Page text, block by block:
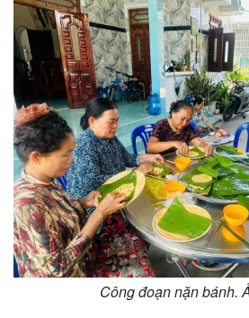
Công đoạn nặn bánh.